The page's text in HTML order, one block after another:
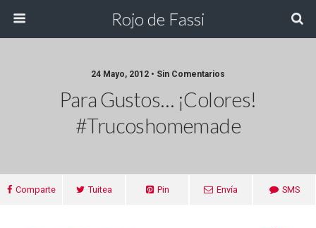
Rojo de Fassi
24 Mayo, 2012 • Sin Comentarios
Para Gustos… ¡colores!
#trucoshomemade
Comparte Tuitea Pin Envía SMS